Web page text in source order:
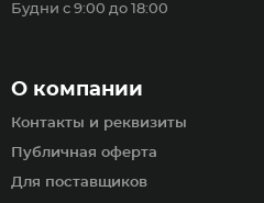
О компании
Контакты и реквизиты
Публичная оферта
Для поставщиков
Будни с 9:00 до 18:00